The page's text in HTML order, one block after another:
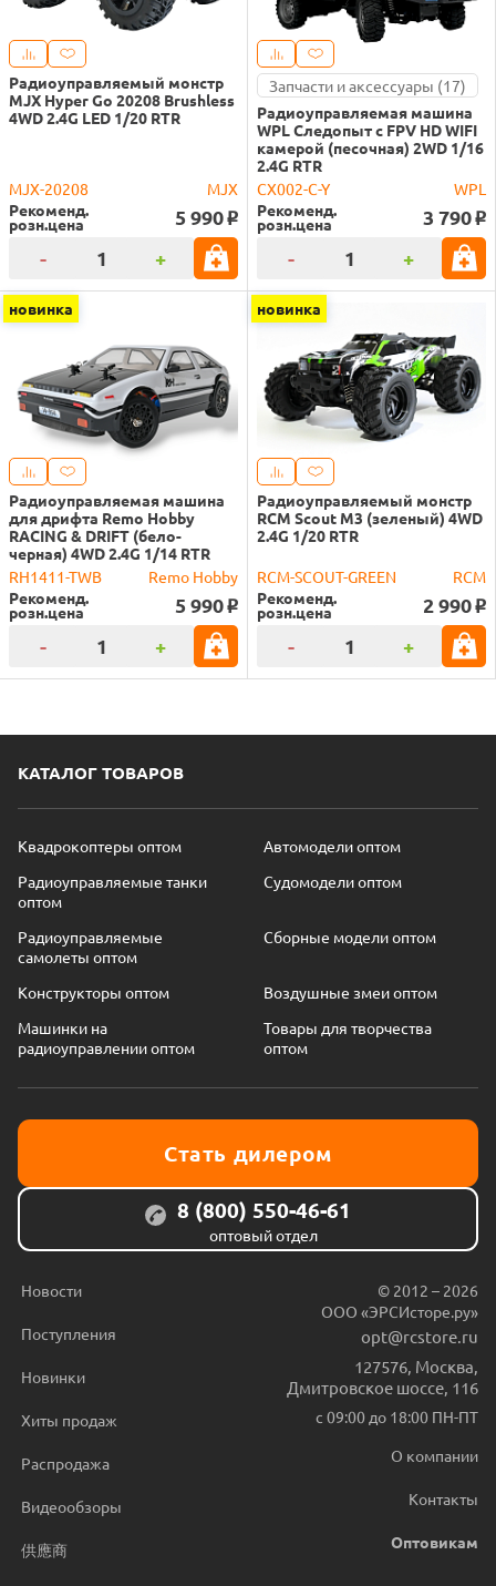
Радиоуправляемый монстр
MJX Hyper Go 20208 Brushless
4WD 2.4G LED 1/20 RTR
MJX-20208
MJX
Рекоменд.
розн.цена 5 990 o
- +
Запчасти и аксессуары (17)
Радиоуправляемая машина
WPL Следопыт с FPV HD WIFI
камерой (песочная) 2WD 1/16
2.4G RTR
CX002-C-Y
WPL
Рекоменд.
розн.цена 3 790 o
- +
новинка
Радиоуправляемая машина
для дрифта Remo Hobby
RACING & DRIFT (бело-
черная) 4WD 2.4G 1/14 RTR
RH1411-TWB
Remo Hobby
Рекоменд.
розн.цена 5 990 o
- +
новинка
Радиоуправляемый монстр
RCM Scout M3 (зеленый) 4WD
2.4G 1/20 RTR
RCM-SCOUT-GREEN
RCM
Рекоменд.
розн.цена 2 990 o
- +
КАТАЛОГ ТОВАРОВ
Квадрокоптеры оптом
Автомодели оптом
Радиоуправляемые танки
оптом
Судомодели оптом
Радиоуправляемые
самолеты оптом
Сборные модели оптом
Конструкторы оптом
Воздушные змеи оптом
Машинки на
радиоуправлении оптом
Товары для творчества
оптом
Стать дилером
8 (800) 550-46-61
оптовый отдел
Новости
Поступления
Новинки
Хиты продаж
Распродажа
Видеообзоры
供應商
© 2012 – 2026
ООО «ЭРСИсторе.ру»
opt@rcstore.ru
127576, Москва,
Дмитровское шоссе, 116
с 09:00 до 18:00 ПН-ПТ
О компании
Контакты
Оптовикам